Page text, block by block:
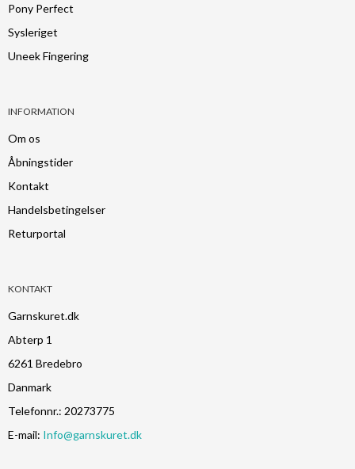
Pony Perfect
Sysleriget
Uneek Fingering
INFORMATION
Om os
Åbningstider
Kontakt
Handelsbetingelser
Returportal
KONTAKT
Garnskuret.dk
Abterp 1
6261 Bredebro
Danmark
Telefonnr.: 20273775
E-mail: Info@garnskuret.dk